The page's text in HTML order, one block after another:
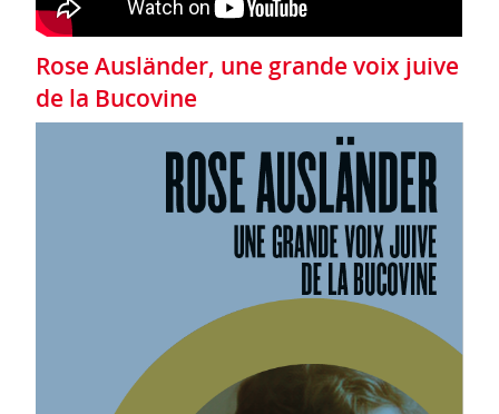
Rose Ausländer, une grande voix juive
de la Bucovine